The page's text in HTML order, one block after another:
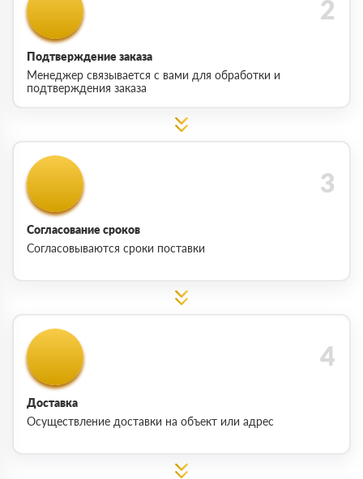
Подтверждение заказа
Менеджер связывается с вами для обработки и
подтверждения заказа
Согласование сроков
Согласовываются сроки поставки
Доставка
Осуществление доставки на объект или адрес